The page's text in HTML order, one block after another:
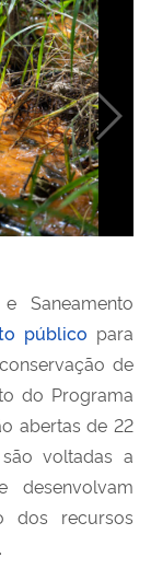
Saneamento
público para
de
do Programa
abertas de 22
voltadas a
desenvolvam
dos recursos